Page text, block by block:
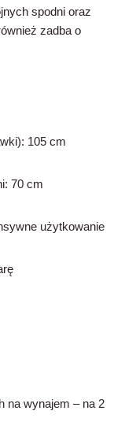
spodni oraz
zadba o
105 cm
70 cm
użytkowanie
na wynajem – na 2